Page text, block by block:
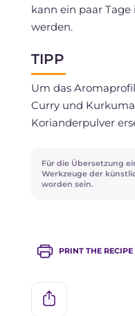
kann ein paar
werden.
Wir raten vom
TIPP
Um das
Curry und
Korianderpulver
Dosieren Sie die
Geschmack,
Für die Übersetzung
Werkzeuge der
worden sein.
PRINT THE RECIPE